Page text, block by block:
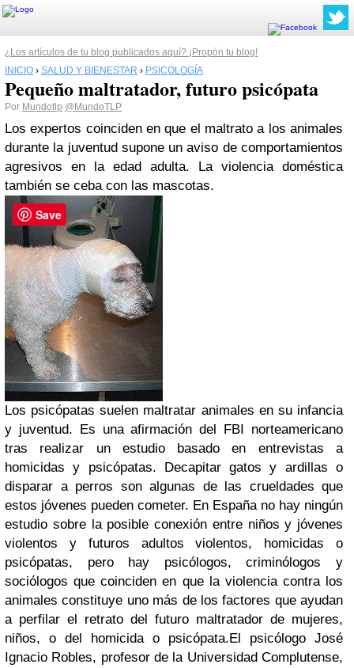
¿Los artículos de tu blog publicados aquí? ¡Propón tu blog!
INICIO › SALUD Y BIENESTAR › PSICOLOGÍA
Pequeño maltratador, futuro psicópata
Por Mundotlp @MundoTLP
Los expertos coinciden en que el maltrato a los animales
durante la juventud supone un aviso de comportamientos
agresivos en la edad adulta. La violencia doméstica
también se ceba con las mascotas.
Los psicópatas suelen maltratar animales en su infancia
y juventud. Es una afirmación del FBI norteamericano
tras realizar un estudio basado en entrevistas a
homicidas y psicópatas. Decapitar gatos y ardillas o
disparar a perros son algunas de las crueldades que
estos jóvenes pueden cometer. En España no hay ningún
estudio sobre la posible conexión entre niños y jóvenes
violentos y futuros adultos violentos, homicidas o
psicópatas, pero hay psicólogos, criminólogos y
sociólogos que coinciden en que la violencia contra los
animales constituye uno más de los factores que ayudan
a perfilar el retrato del futuro maltratador de mujeres,
niños, o del homicida o psicópata.El psicólogo José
Ignacio Robles, profesor de la Universidad Complutense,
Save